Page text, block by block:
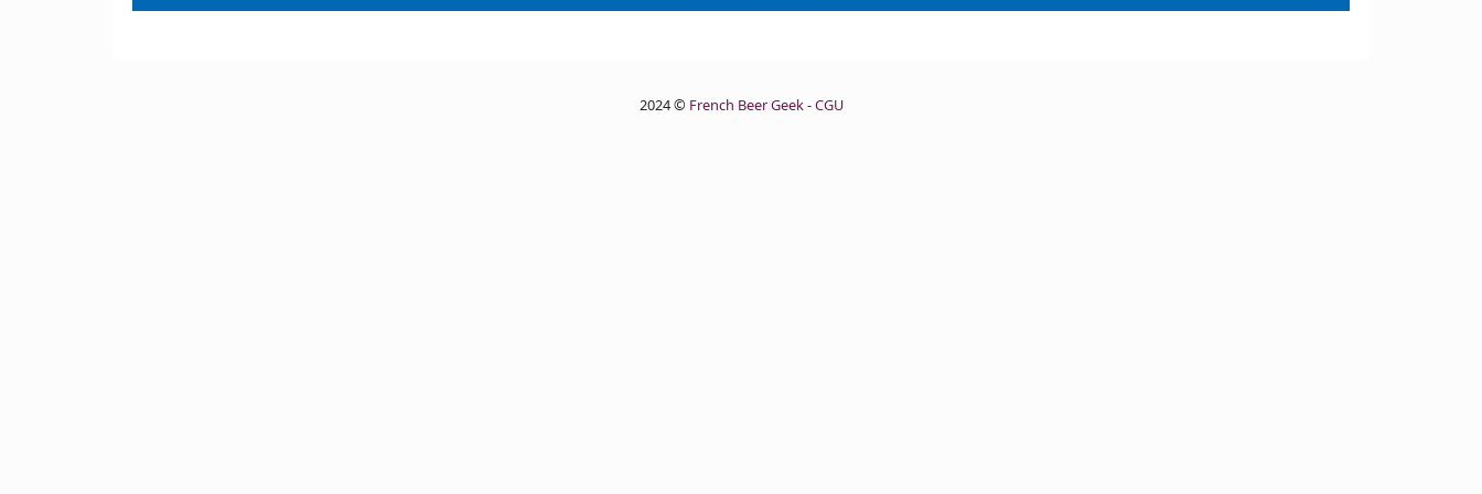
2024 © French Beer Geek-CGU